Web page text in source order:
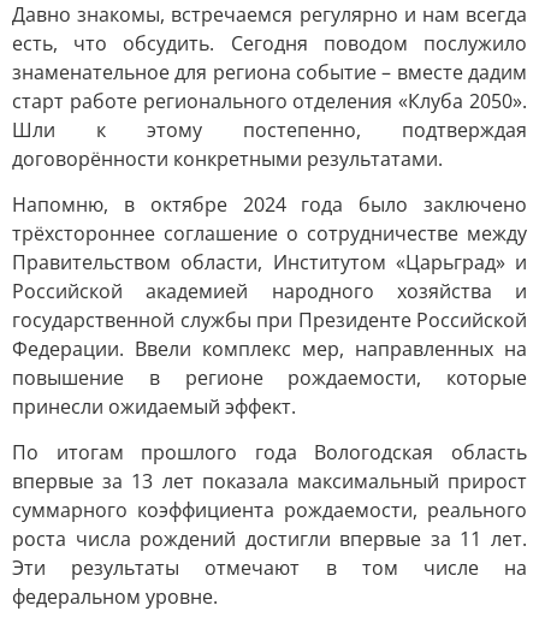
Давно знакомы, встречаемся регулярно и нам всегда
есть, что обсудить. Сегодня поводом послужило
знаменательное для региона событие – вместе дадим
старт работе регионального отделения «Клуба 2050».
Шли к этому постепенно, подтверждая
договорённости конкретными результатами.
Напомню, в октябре 2024 года было заключено
трёхстороннее соглашение о сотрудничестве между
Правительством области, Институтом «Царьград» и
Российской академией народного хозяйства и
государственной службы при Президенте Российской
Федерации. Ввели комплекс мер, направленных на
повышение в регионе рождаемости, которые
принесли ожидаемый эффект.
По итогам прошлого года Вологодская область
впервые за 13 лет показала максимальный прирост
суммарного коэффициента рождаемости, реального
роста числа рождений достигли впервые за 11 лет.
Эти результаты отмечают в том числе на
федеральном уровне.